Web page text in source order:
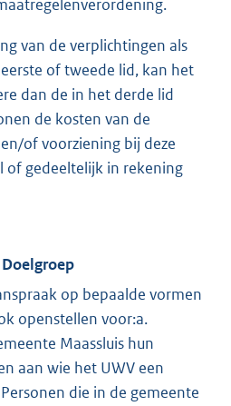
van de verplichtingen als
of tweede lid, kan het
dan de in het derde lid
de kosten van de
of voorziening bij deze
of gedeeltelijk in rekening
op bepaalde vormen
openstellen voor:a.
Maassluis hun
aan wie het UWV een
die in de gemeente